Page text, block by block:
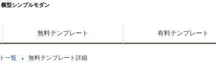
型シンプルモダン
無料テンプレート 有料テンプレート
一覧 無料テンプレート詳細